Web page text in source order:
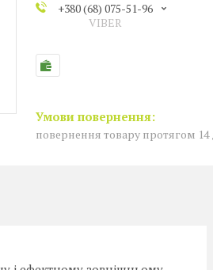
+380 (68) 075-51-96
VIBER
повернення товару протягом 14